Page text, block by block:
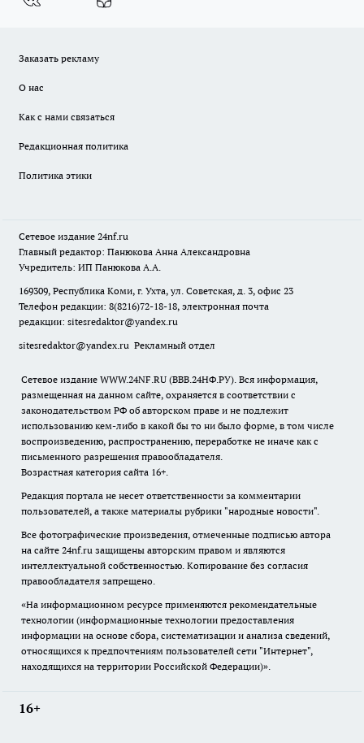
Заказать рекламу
О нас
Как с нами связаться
Редакционная политика
Политика этики
Сетевое издание 24nf.ru
Главный редактор: Панюкова Анна Александровна
Учредитель: ИП Панюкова А.А.
169309, Республика Коми, г. Ухта, ул. Советская, д. 3, офис 23
Телефон редакции: 8(8216)72-18-18, электронная почта
редакции: sitesredaktor@yandex.ru
sitesredaktor@yandex.ru Рекламный отдел
Сетевое издание WWW.24NF.RU (ВВВ.24НФ.РУ). Вся информация,
размещенная на данном сайте, охраняется в соответствии с
законодательством РФ об авторском праве и не подлежит
использованию кем-либо в какой бы то ни было форме, в том числе
воспроизведению, распространению, переработке не иначе как с
письменного разрешения правообладателя.
Возрастная категория сайта 16+.
Редакция портала не несет ответственности за комментарии
пользователей, а также материалы рубрики "народные новости".
Все фотографические произведения, отмеченные подписью автора
на сайте 24nf.ru защищены авторским правом и являются
интеллектуальной собственностью. Копирование без согласия
правообладателя запрещено.
«На информационном ресурсе применяются рекомендательные
технологии (информационные технологии предоставления
информации на основе сбора, систематизации и анализа сведений,
относящихся к предпочтениям пользователей сети "Интернет",
находящихся на территории Российской Федерации)».
16+